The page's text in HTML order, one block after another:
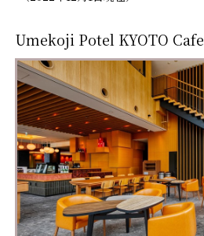
（2022年12月1日現在）
Umekoji Potel KYOTO Cafe